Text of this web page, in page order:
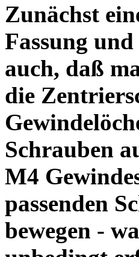
Zunächst
Fassung
auch, daß
die
Schrauben
M4
passenden
bewegen -